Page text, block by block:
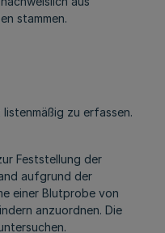
stammen.
zu erfassen.
Feststellung der
aufgrund der
einer Blutprobe von
anzuordnen. Die